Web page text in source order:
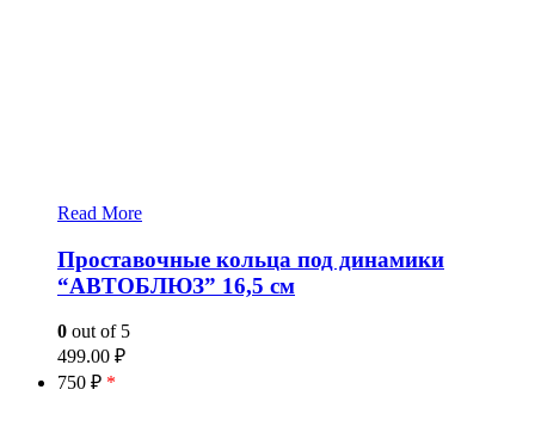
Read More
Проставочные кольца под динамики
“АВТОБЛЮЗ” 16,5 см
0 out of 5
499.00 ₽
750 ₽ *